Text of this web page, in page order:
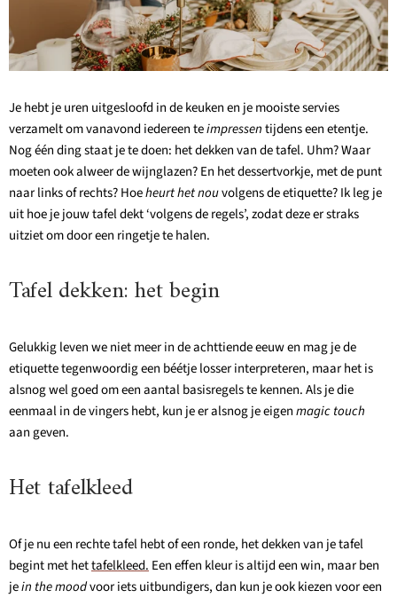
Je hebt je uren uitgesloofd in de keuken en je mooiste servies
verzamelt om vanavond iedereen teimpressentijdens een etentje.
Nog één ding staat je te doen: het dekken van de tafel. Uhm? Waar
moeten ook alweer de wijnglazen? En het dessertvorkje, met de punt
naar links of rechts? Hoeheurt het nouvolgens de etiquette? Ik leg je
uit hoe je jouw tafel dekt ‘volgens de regels’, zodat deze er straks
uitziet om door een ringetje te halen.
Tafel dekken: het begin
Gelukkig leven we niet meer in de achttiende eeuw en mag je de
etiquette tegenwoordig een béétje losser interpreteren, maar het is
alsnog wel goed om een aantal basisregels te kennen. Als je die
eenmaal in de vingers hebt, kun je er alsnog je eigenmagic touch
aan geven.
Het tafelkleed
Of je nu een rechte tafel hebt of een ronde, het dekken van je tafel
begint met hettafelkleed.Een effen kleur is altijd een win, maar ben
jein the moodvoor iets uitbundigers, dan kun je ook kiezen voor een